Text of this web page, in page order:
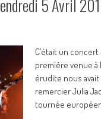
5 Avril
C’était un
première venue à
érudite nous avait
remercier Julia
tournée